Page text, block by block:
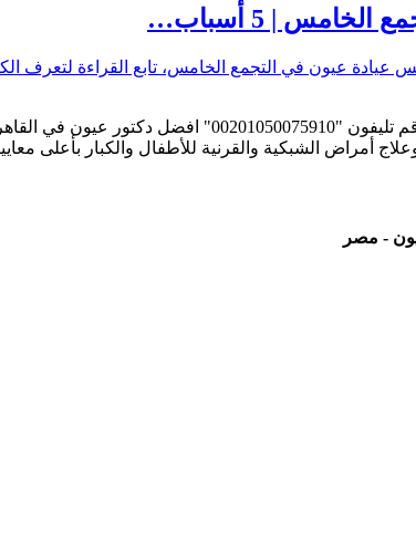
| 5 أسباب…
عيادة عيون في التجمع الخامس، تابع القراءة لتعرف
رقم تليفون "00201050075910"
أمراض الشبكية والقرنية للأطفال والكبار بأعلى
- مصر